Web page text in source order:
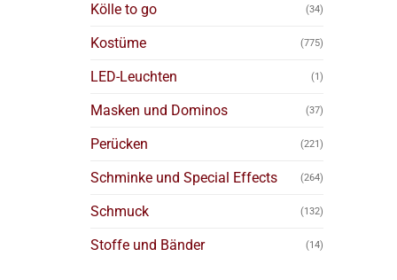
Kölle to go (34)
Kostüme (775)
LED-Leuchten (1)
Masken und Dominos (37)
Perücken (221)
Schminke und Special Effects (264)
Schmuck (132)
Stoffe und Bänder (14)